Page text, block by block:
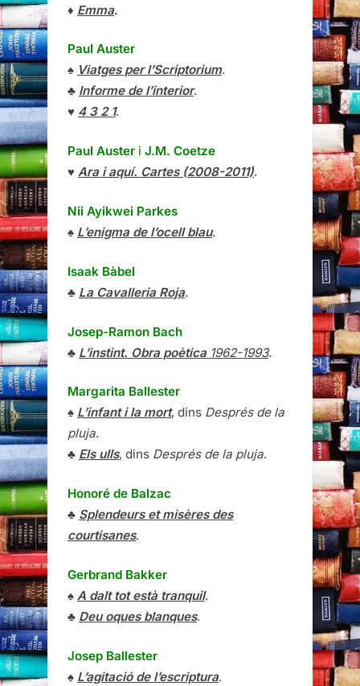
♦ Emma.
Paul Auster
♠ Viatges per l’Scriptorium.
♣ Informe de l’interior.
♥ 4 3 2 1.
Paul Auster i J.M. Coetze
♥ Ara i aquí. Cartes (2008-2011).
Nii Ayikwei Parkes
♠ L’enigma de l’ocell blau.
Isaak Bàbel
♣ La Cavalleria Roja.
Josep-Ramon Bach
♣ L’instint. Obra poètica1962-1993.
Margarita Ballester
♠ L’infant i la mort, dins Després de la
pluja.
♣ Els ulls, dins Després de la pluja.
Honoré de Balzac
♣ Splendeurs et misères des
courtisanes.
Gerbrand Bakker
♠ A dalt tot està tranquil.
♣ Deu oques blanques.
Josep Ballester
♠ L’agitació de l’escriptura.